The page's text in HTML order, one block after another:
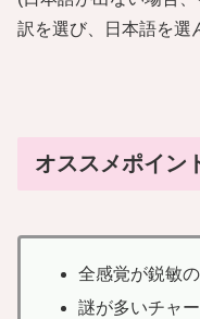
訳を選び、日本語を選
オススメポイン
全感覚が鋭敏
謎が多いチャ